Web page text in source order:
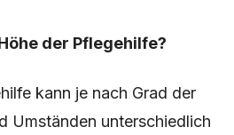
der Pflegehilfe?
kann je nach Grad der
Umständen unterschiedlich